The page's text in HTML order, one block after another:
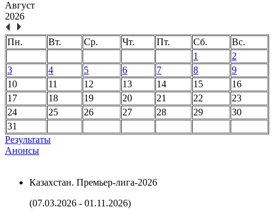
Август
2026
Пн. Вт. Ср. Чт. Пт. Сб.
Вс.
1
2
3
4 5 6 7 8
9
10
11 12 13 14 15
16
17
18 19 20 21 22
23
24
25 26 27 28 29
30
31
Результаты
Анонсы
Казахстан. Премьер-лига-2026
(07.03.2026 - 01.11.2026)